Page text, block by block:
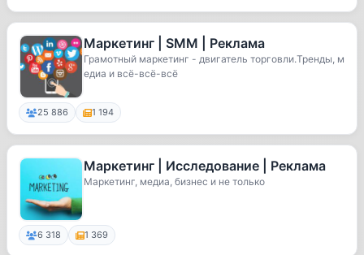
Маркетинг | SMM | Реклама
Грамотный маркетинг - двигатель торговли.Тренды, м
едиа и всё-всё-всё
25 886 1 194
Маркетинг | Исследование | Реклама
Маркетинг, медиа, бизнес и не только
6 318 1 369